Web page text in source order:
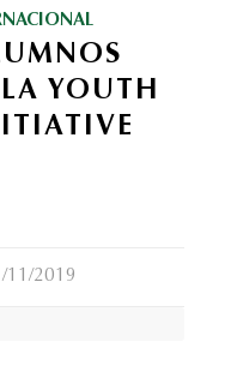
YOUTH
11/2019